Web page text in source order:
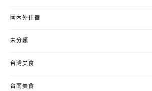
國內外住宿
未分類
台灣美食
台南美食